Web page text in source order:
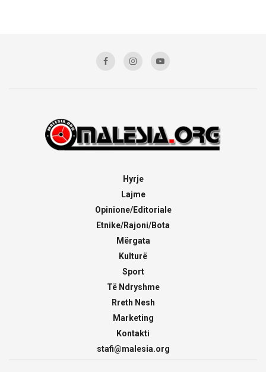
Hyrje
Lajme
Opinione/Editoriale
Etnike/Rajoni/Bota
Mërgata
Kulturë
Sport
Të Ndryshme
Rreth Nesh
Marketing
Kontakti
stafi@malesia.org